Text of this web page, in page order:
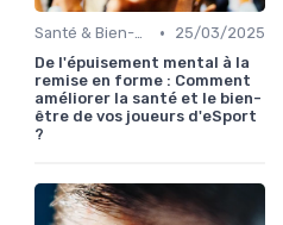
Santé & Bien-être •
25/03/2025
De l'épuisement mental à la
remise en forme : Comment
améliorer la santé et le bien-
être de vos joueurs d'eSport
?